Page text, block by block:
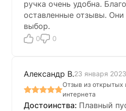
ручка очень удобна.
оставленные отзывы. Они
выбор.
0 0
Александр В.23 января 2023
Отзыв из открытых
интернета
Плавный